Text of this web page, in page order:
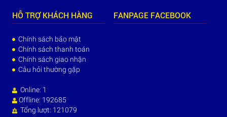
HỖ TRỢ KHÁCH HÀNG
Chính sách bảo mật
Chính sách thanh toán
Chính sách giao nhận
Câu hỏi thường gặp
Online: 1
Offline: 192685
Tổng lượt: 121079
FANPAGE FACEBOOK